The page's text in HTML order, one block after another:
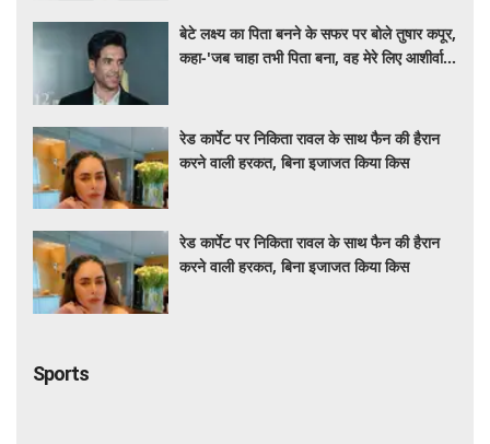
बेटे लक्ष्य का पिता बनने के सफर पर बोले तुषार कपूर,
कहा-'जब चाहा तभी पिता बना, वह मेरे लिए आशीर्वाद
रेड कार्पेट पर निकिता रावल के साथ फैन की हैरान
करने वाली हरकत, बिना इजाजत किया किस
रेड कार्पेट पर निकिता रावल के साथ फैन की हैरान
करने वाली हरकत, बिना इजाजत किया किस
Sports